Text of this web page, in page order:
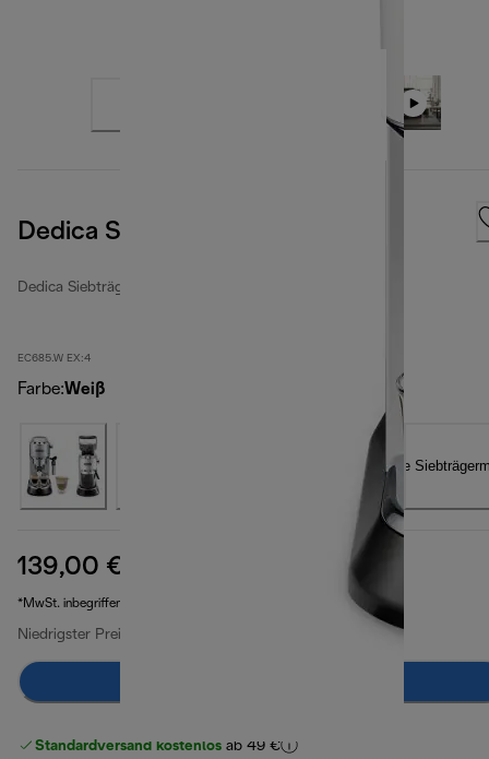
Dedica Style White
Dedica Siebträgermaschinen
EC685.W EX:4
Farbe:Weiß
139,00 € Originalpreis 244,90 €
*MwSt. inbegriffen
Niedrigster Preis seit 30 Tagen
Standardversand kostenlos ab 49 €